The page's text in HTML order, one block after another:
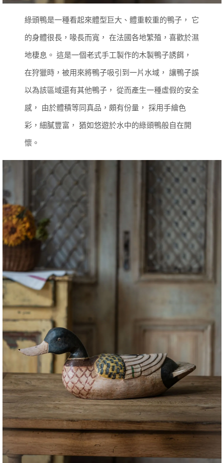
綠頭鴨是一種看起來體型巨大、體重較重的鴨子， 它
的身體很長，喙長而寬， 在法國各地繁殖，喜歡於濕
地棲息。 這是一個老式手工製作的木製鴨子誘餌，
在狩獵時，被用來將鴨子吸引到一片水域， 讓鴨子誤
以為該區域還有其他鴨子， 從而產生一種虛假的安全
感， 由於體積等同真品，頗有份量， 採用手繪色
彩，細膩豐富， 猶如悠遊於水中的綠頭鴨般自在開
懷。